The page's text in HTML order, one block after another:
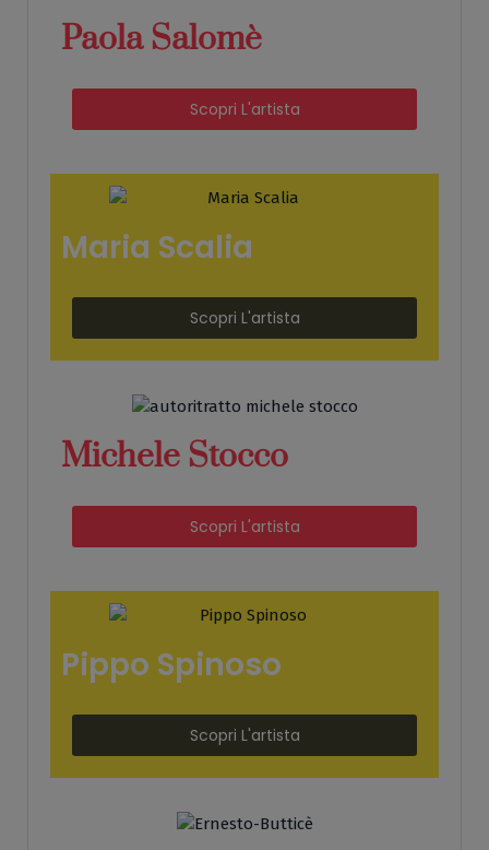
Paola Salomè
Scopri L'artista
Maria Scalia
Scopri L'artista
Michele Stocco
Scopri L'artista
Pippo Spinoso
Scopri L'artista